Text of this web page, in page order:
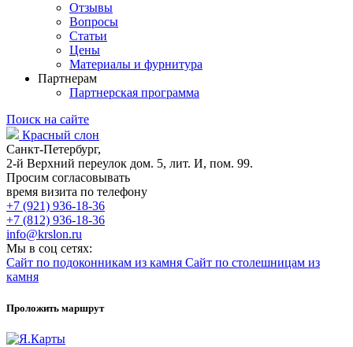
Отзывы
Вопросы
Статьи
Цены
Материалы и фурнитура
Партнерам
Партнерская программа
Поиск на сайте
Красный слон
Санкт-Петербург,
2-й Верхний переулок дом. 5, лит. И, пом. 99.
Просим согласовывать
время визита по телефону
+7 (921) 936-18-36
+7 (812) 936-18-36
info@krslon.ru
Мы в соц сетях:
Сайт по подоконникам из камня Сайт по столешницам из
камня
Проложить маршрут